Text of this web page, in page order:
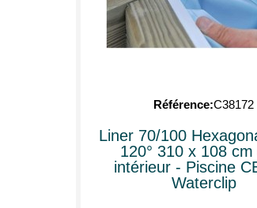
Référence C38172
Liner 70/100
120° 310 x 108
intérieur - Piscine
Waterclip